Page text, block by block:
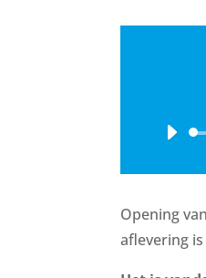
Opening
aflevering